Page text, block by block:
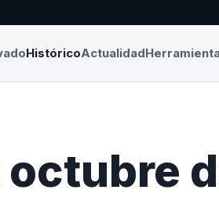
HistóricoActualidad